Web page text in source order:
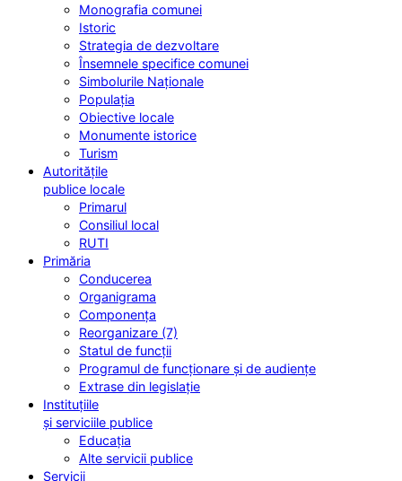
Monografia comunei
Istoric
Strategia de dezvoltare
Însemnele specifice comunei
Simbolurile Naționale
Populația
Obiective locale
Monumente istorice
Turism
Autoritățile
publice locale
Primarul
Consiliul local
RUTI
Primăria
Conducerea
Organigrama
Componența
Reorganizare (7)
Statul de funcții
Programul de funcționare și de audiențe
Extrase din legislație
Instituțiile
și serviciile publice
Educația
Alte servicii publice
Servicii